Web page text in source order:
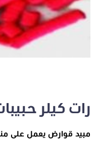
رات كيلر
مبيد قوارض يعمل على